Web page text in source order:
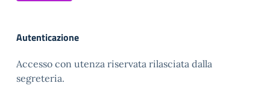
Autenticazione
Accesso con utenza riservata rilasciata dalla
segreteria.